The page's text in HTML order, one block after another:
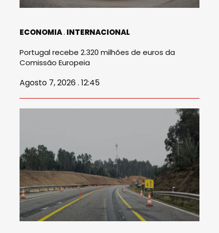
ECONOMIA INTERNACIONAL
Portugal recebe 2.320 milhões de euros da
Comissão Europeia
Agosto 7, 2026 . 12:45